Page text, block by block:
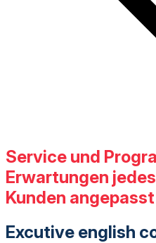
Service und
Erwartungen
Kunden
Excutive english